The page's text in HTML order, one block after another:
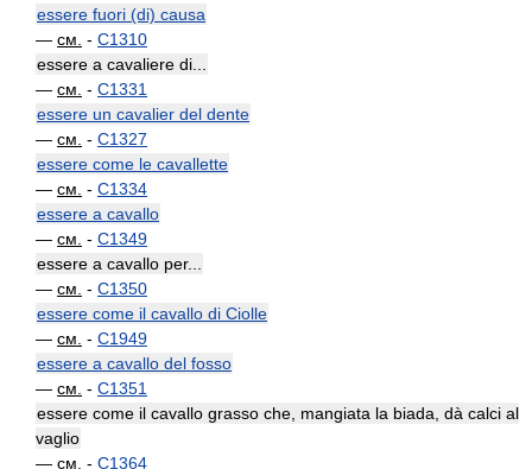
essere fuori (di) causa
— см. - C1310
essere a cavaliere di...
— см. - C1331
essere un cavalier del dente
— см. - C1327
essere come le cavallette
— см. - C1334
essere a cavallo
— см. - C1349
essere a cavallo per...
— см. - C1350
essere come il cavallo di Ciolle
— см. - C1949
essere a cavallo del fosso
— см. - C1351
essere come il cavallo grasso che, mangiata la biada, dà calci al
vaglio
— см. - C1364